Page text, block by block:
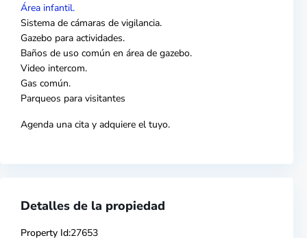
Área infantil.
Sistema de cámaras de vigilancia.
Gazebo para actividades.
Baños de uso común en área de gazebo.
Video intercom.
Gas común.
Parqueos para visitantes
Agenda una cita y adquiere el tuyo.
Detalles de la propiedad
Property Id:27653